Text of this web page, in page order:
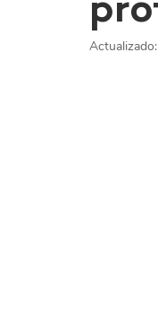
Actualizado: